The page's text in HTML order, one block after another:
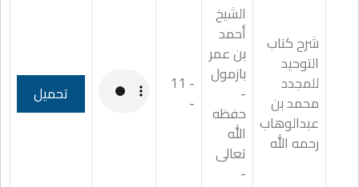
شرح كتاب
التوحيد
للمجدد
محمد بن
عبدالوهاب
رحمه الله
الشيخ
أحمد
بن عمر
بازمول
-
حفظه
الله
تعالى
-
- 11
- تحميل